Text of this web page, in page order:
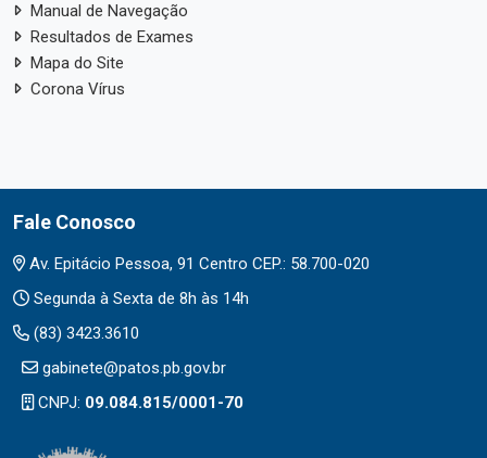
Manual de Navegação
Resultados de Exames
Mapa do Site
Corona Vírus
Fale Conosco
Av. Epitácio Pessoa, 91 Centro CEP.: 58.700-020
Segunda à Sexta de 8h às 14h
(83) 3423.3610
gabinete@patos.pb.gov.br
CNPJ: 09.084.815/0001-70